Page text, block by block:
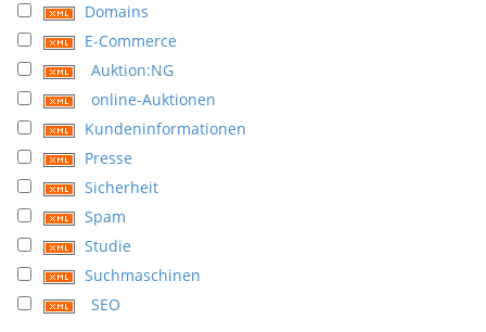
Domains
E-Commerce
Auktion:NG
online-Auktionen
Kundeninformationen
Presse
Sicherheit
Spam
Studie
Suchmaschinen
SEO